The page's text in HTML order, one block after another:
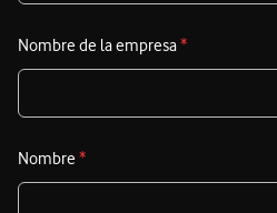
Nombre de la empresa*
Nombre *